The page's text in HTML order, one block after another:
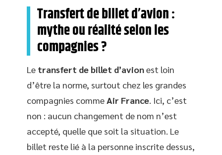
Transfert de billet d’avion :
mythe ou réalité selon les
compagnies ?
Le transfert de billet d’avionest loin
d’être la norme, surtout chez les grandes
compagnies comme Air France . Ici, c’est
non : aucun changement de nom n’est
accepté, quelle que soit la situation. Le
billet reste lié à la personne inscrite dessus,